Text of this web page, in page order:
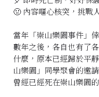
🤢 內容嘔心核突，挑戰
當年「崇山樂園事件」
數年之後，各自也有了
什麼，原本已經歸於平
山樂園」同學聚會的邀
曾經已經死在崇山樂園